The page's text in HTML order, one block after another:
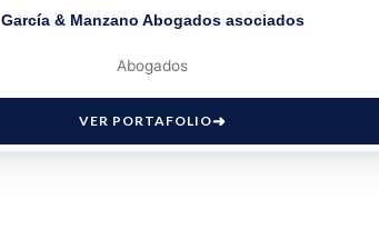
García & Manzano Abogados asociados
Abogados
VER PORTAFOLIO